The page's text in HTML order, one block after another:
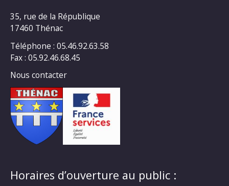
35, rue de la République
17460 Thénac
Téléphone : 05.46.92.63.58
Fax : 05.92.46.68.45
Nous contacter
Horaires d’ouverture au public :